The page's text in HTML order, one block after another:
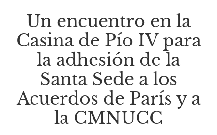
Un encuentro en la
Casina de Pío IV para
la adhesión de la
Santa Sede a los
Acuerdos de París y a
la CMNUCC